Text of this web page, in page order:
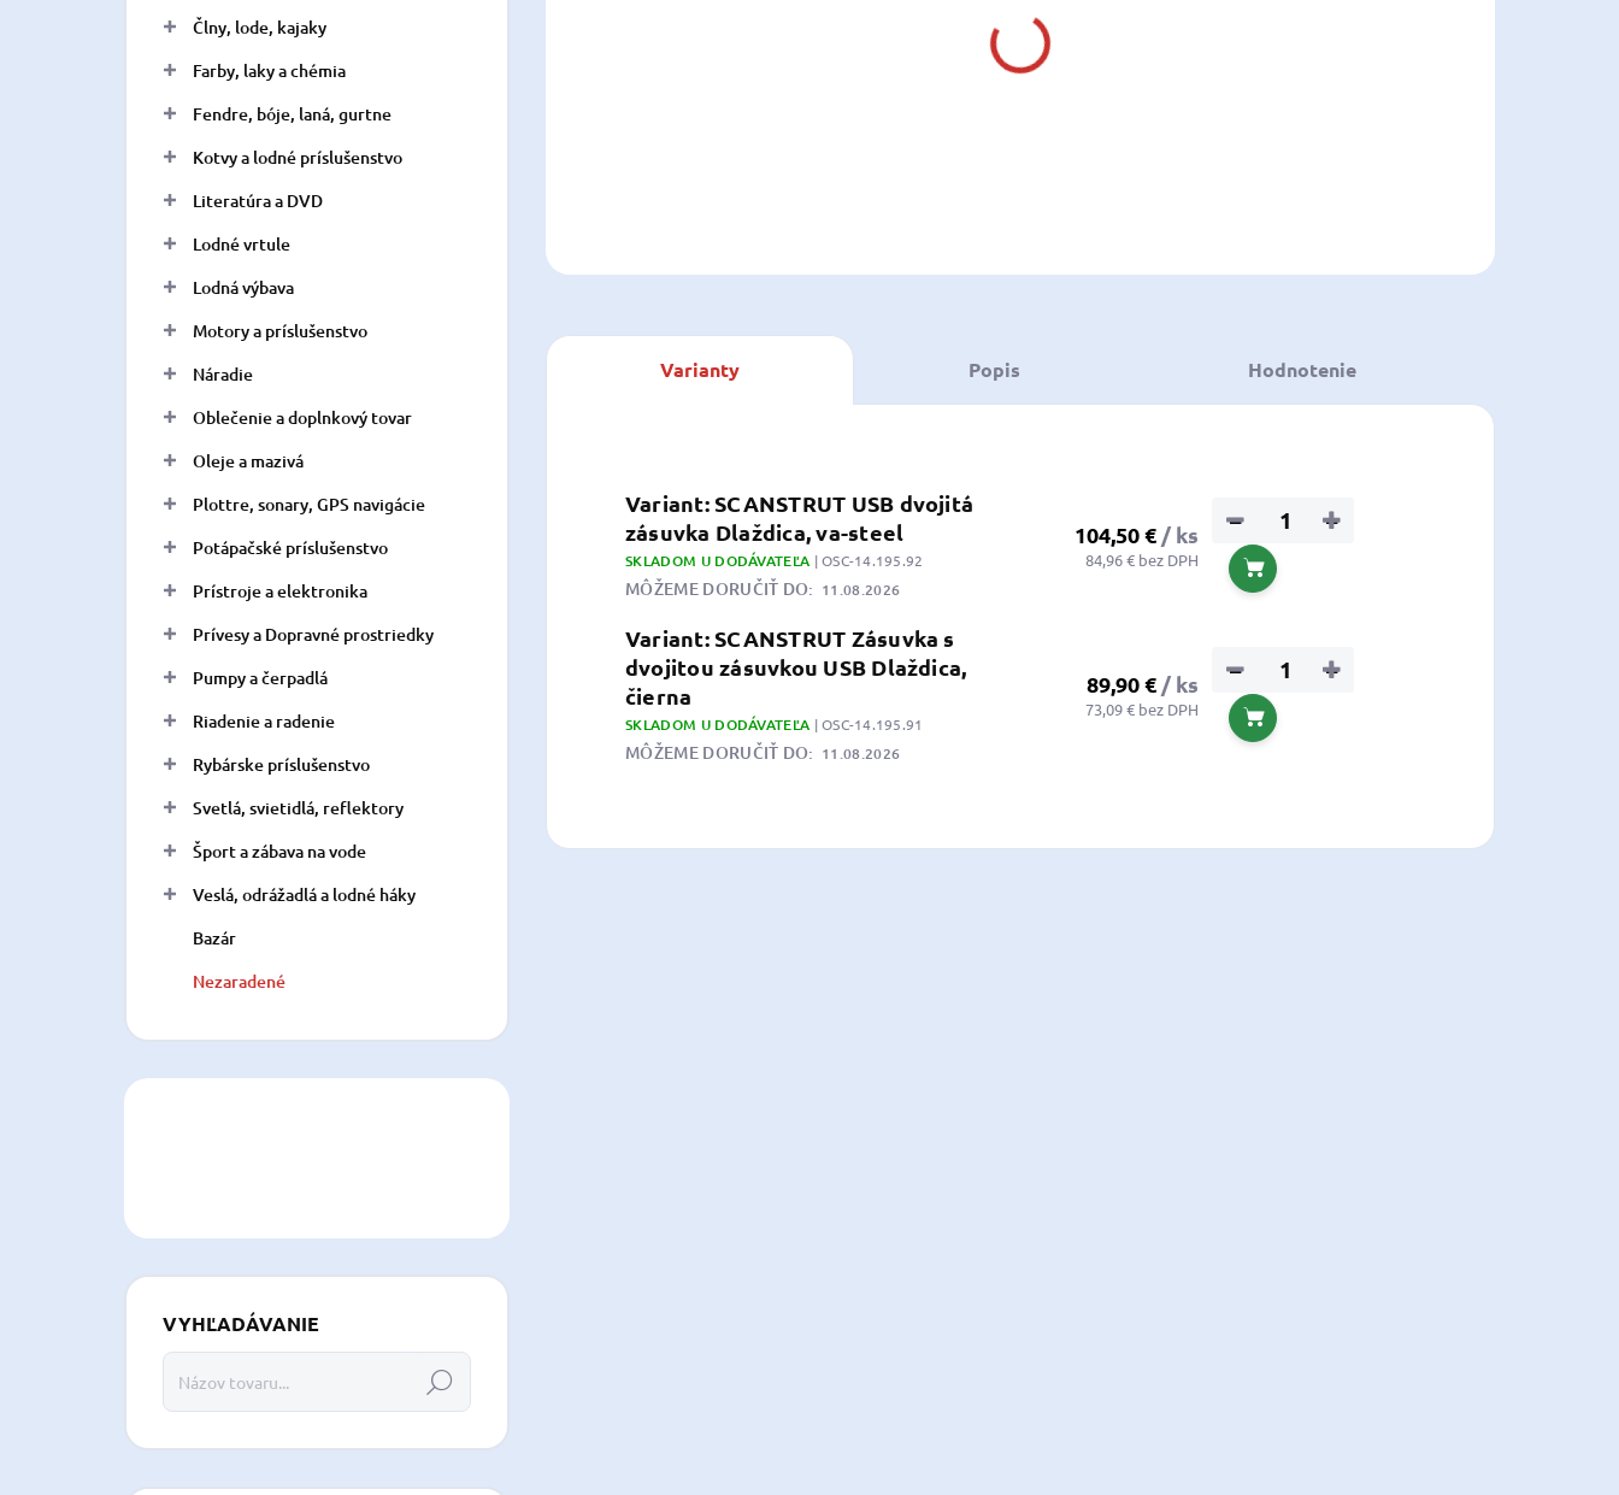
Člny, lode, kajaky
Farby, laky a chémia
Fendre, bóje, laná, gurtne
Kotvy a lodné príslušenstvo
Literatúra a DVD
Lodné vrtule
Lodná výbava
Motory a príslušenstvo
Náradie
Oblečenie a doplnkový tovar
Oleje a mazivá
Plottre, sonary, GPS navigácie
Potápačské príslušenstvo
Prístroje a elektronika
Prívesy a Dopravné prostriedky
Pumpy a čerpadlá
Riadenie a radenie
Rybárske príslušenstvo
Svetlá, svietidlá, reflektory
Šport a zábava na vode
Veslá, odrážadlá a lodné háky
Bazár
Nezaradené
VYHĽADÁVANIE
Hľadať
Varianty Popis Hodnotenie
Variant: SCANSTRUT USB dvojitá
zásuvka Dlaždica, va-steel
SKLADOM U DODÁVATEĽA | OSC-14.195.92
MÔŽEME DORUČIŤ DO: 11.08.2026
104,50 € / ks
84,96 € bez DPH
+
−
Do košíka
Variant: SCANSTRUT Zásuvka s
dvojitou zásuvkou USB Dlaždica,
čierna
SKLADOM U DODÁVATEĽA | OSC-14.195.91
MÔŽEME DORUČIŤ DO: 11.08.2026
89,90 € / ks
73,09 € bez DPH
+
−
Do košíka